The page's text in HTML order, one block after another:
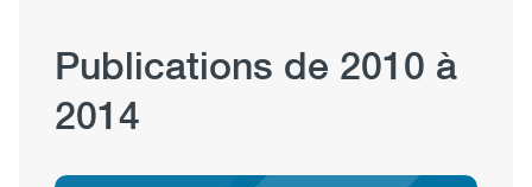
Publications de 2010 à
2014